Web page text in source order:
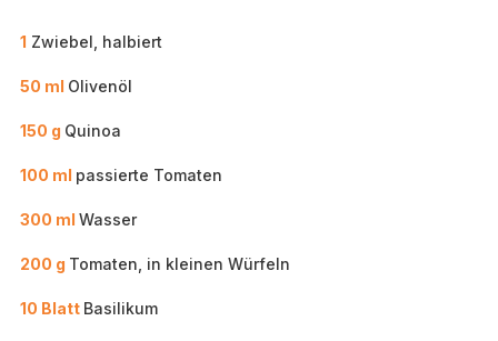
1 Zwiebel, halbiert
50 ml Olivenöl
150 g Quinoa
100 ml passierte Tomaten
300 ml Wasser
200 g Tomaten, in kleinen Würfeln
10 Blatt Basilikum